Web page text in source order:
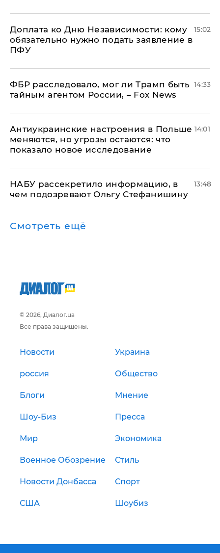
Доплата ко Дню Независимости: кому
обязательно нужно подать заявление в
ПФУ
15:02
ФБР расследовало, мог ли Трамп быть
тайным агентом России, – Fox News
14:33
Антиукраинские настроения в Польше
меняются, но угрозы остаются: что
показало новое исследование
14:01
НАБУ рассекретило информацию, в
чем подозревают Ольгу Стефанишину
13:48
Смотреть ещё
© 2026, Диалог.ua
Все права защищены.
Новости Украина
россия Общество
Блоги Мнение
Шоу-Биз Пресса
Мир Экономика
Военное Обозрение Стиль
Новости Донбасса Спорт
США Шоубиз